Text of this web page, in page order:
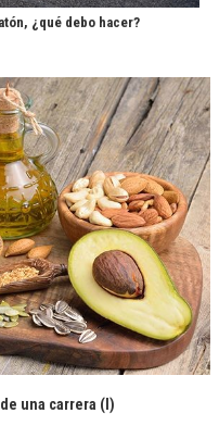
¿qué debo hacer?
una carrera (I)